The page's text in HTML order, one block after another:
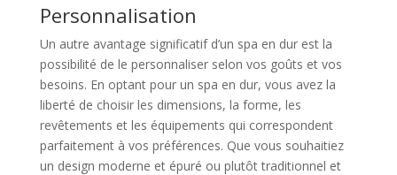
Personnalisation
Un autre avantage significatif d’un spa en dur est la
possibilité de le personnaliser selon vos goûts et vos
besoins. En optant pour un spa en dur, vous avez la
liberté de choisir les dimensions, la forme, les
revêtements et les équipements qui correspondent
parfaitement à vos préférences. Que vous souhaitiez
un design moderne et épuré ou plutôt traditionnel et